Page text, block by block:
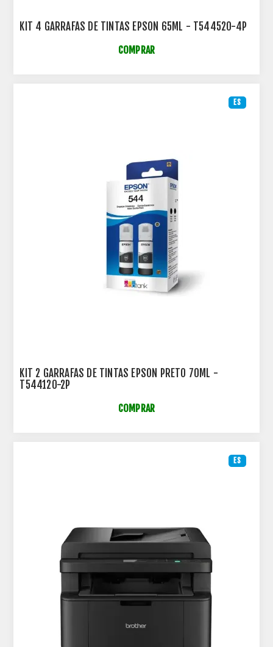
KIT 4 GARRAFAS DE TINTAS EPSON 65ML - T544520-4P
COMPRAR
ES
KIT 2 GARRAFAS DE TINTAS EPSON PRETO 70ML -
T544120-2P
COMPRAR
ES